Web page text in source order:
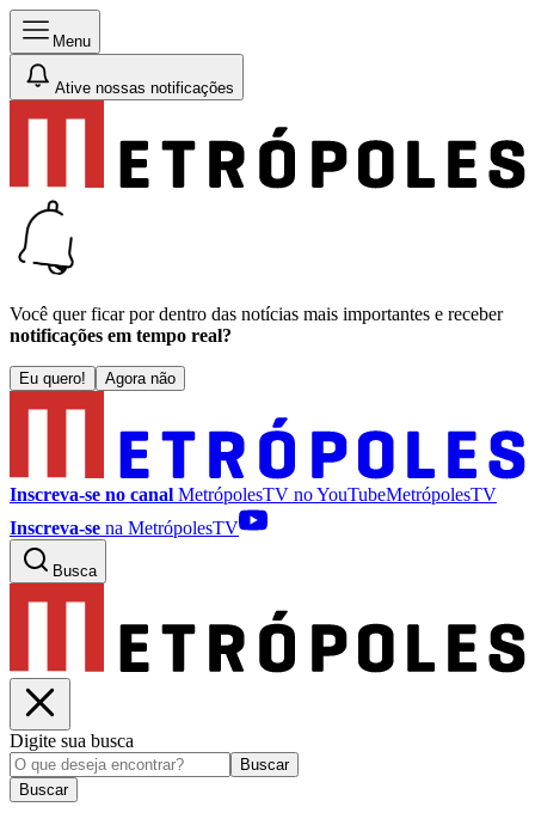
Menu
Ative nossas notificações
Você quer ficar por dentro das notícias mais importantes e receber
notificações em tempo real?
Eu quero! Agora não
Inscreva-se no canal MetrópolesTV noYouTubeMetrópolesTV
Inscreva-se na MetrópolesTV
Busca
Digite sua busca
Buscar
Buscar